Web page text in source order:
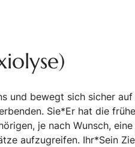
und bewegt sich sicher
Sie*Er hat die
je nach Wunsch,
aufzugreifen. Ihr*Sein